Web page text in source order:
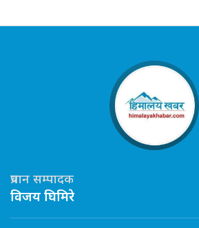
प्रधान सम्पादक
विजय घिमिरे